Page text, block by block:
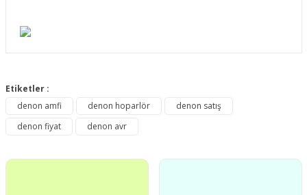
konularda yetersiz gördüğünüz noktaları öneri formunu
Görüş ve önerileriniz için teşekkür ederiz.
Ürün açıklamasında eksik bilgiler bulunuyor.
Etiketler :
denon amfi
denon hoparlör
denon satış
denon fiyat
denon avr